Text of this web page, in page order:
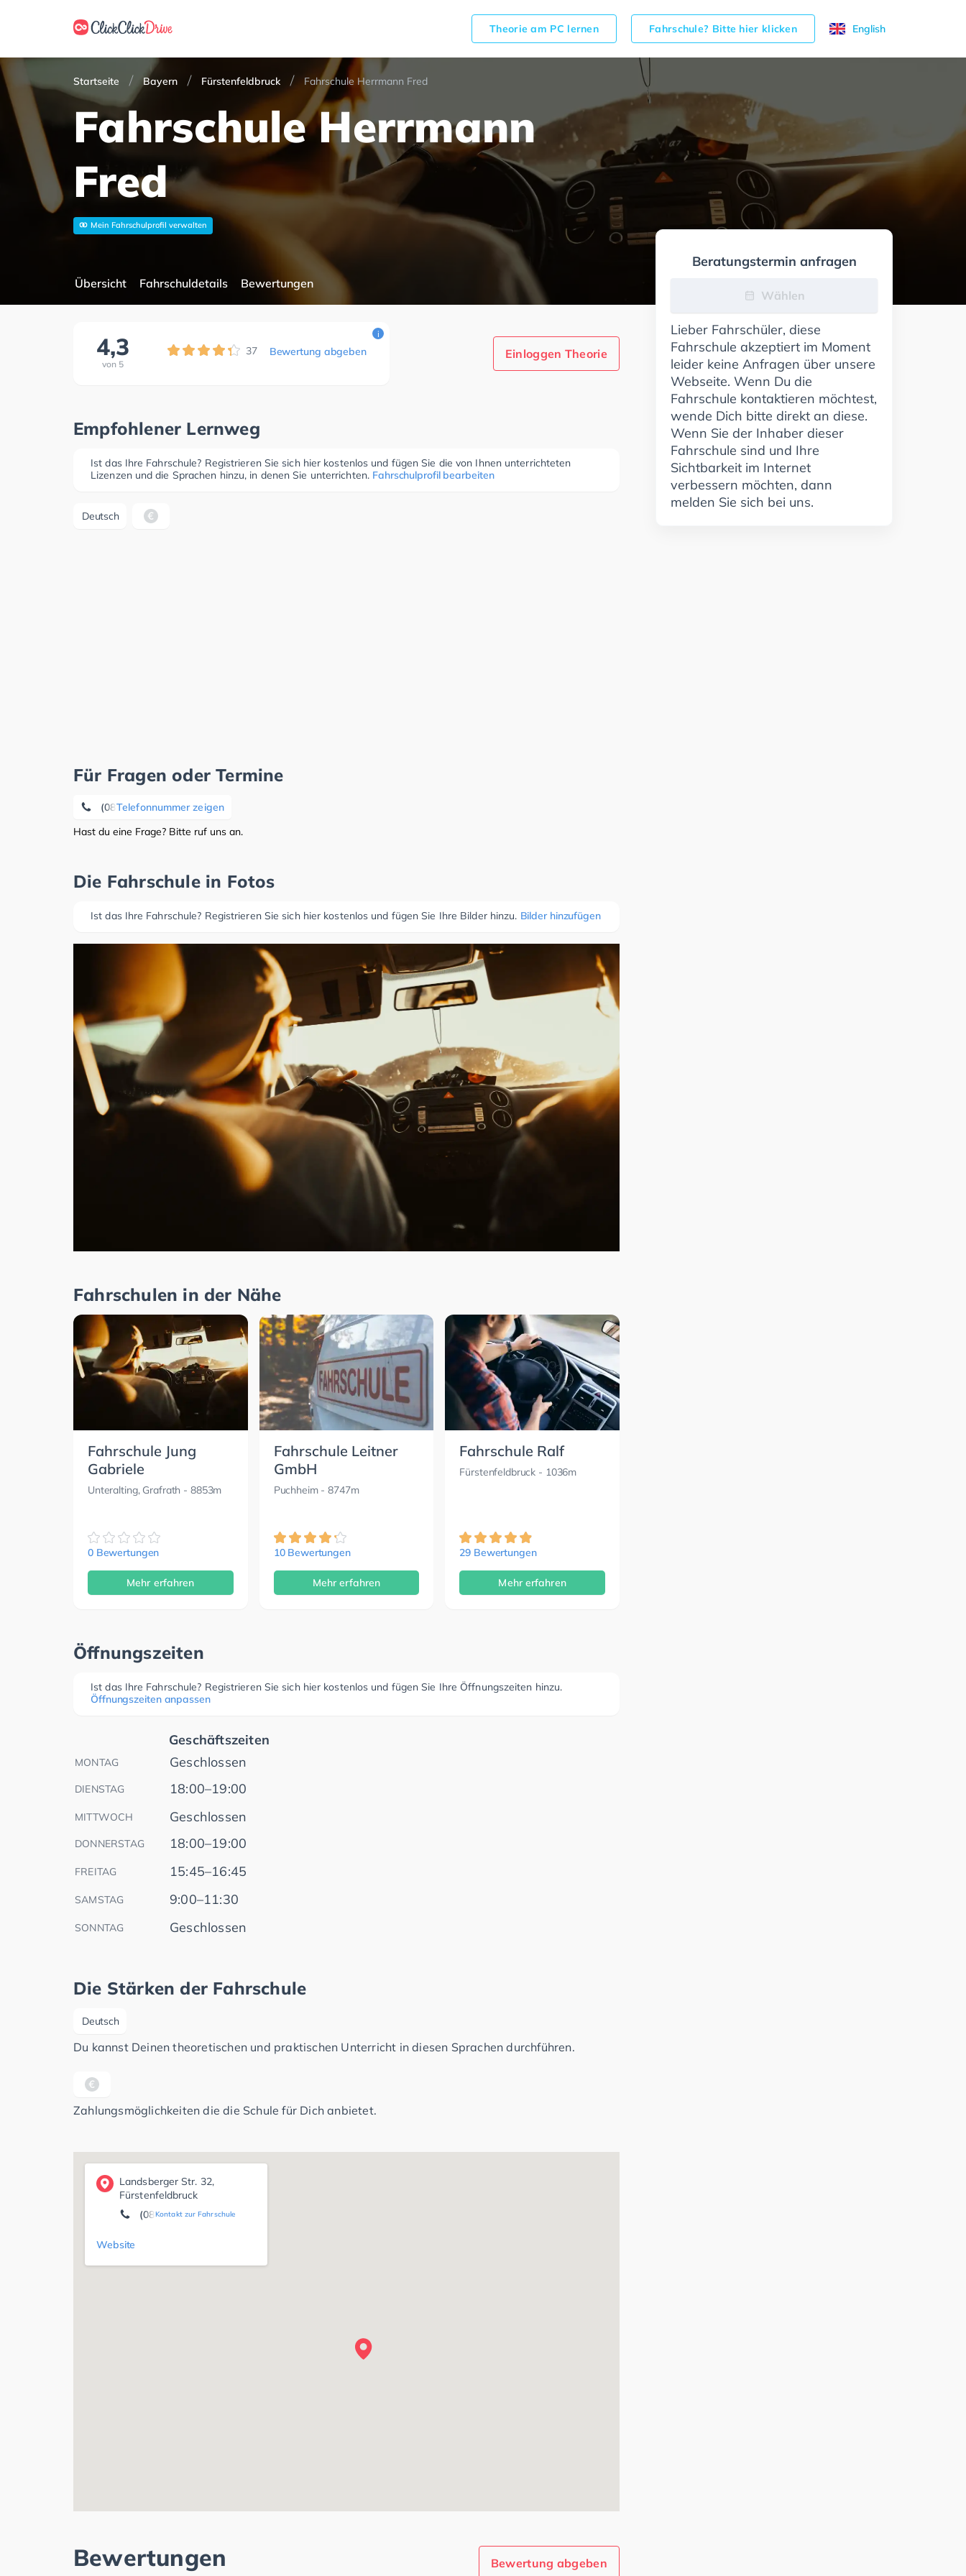
Theorie am PC lernen Fahrschule? Bitte hier klicken English
Startseite Bayern Fürstenfeldbruck Fahrschule Herrmann Fred
Fahrschule Herrmann
Fred
Mein Fahrschulprofil verwalten
Übersicht Fahrschuldetails Bewertungen
4,3
von 5
37 Bewertung abgeben
i
Einloggen Theorie
Empfohlener Lernweg
Ist das Ihre Fahrschule? Registrieren Sie sich hier kostenlos und fügen Sie die von Ihnen unterrichteten
Lizenzen und die Sprachen hinzu, in denen Sie unterrichten. Fahrschulprofil bearbeiten
Deutsch
Für Fragen oder Termine
Telefonnummer zeigen
(08141) 1 59 60
Hast du eine Frage? Bitte ruf uns an.
Die Fahrschule in Fotos
Ist das Ihre Fahrschule? Registrieren Sie sich hier kostenlos und fügen Sie Ihre Bilder hinzu. Bilder hinzufügen
Fahrschulen in der Nähe
Fahrschule Jung
Gabriele
Unteralting, Grafrath - 8853m
0 Bewertungen
Mehr erfahren
Fahrschule Leitner
GmbH
Puchheim- 8747m
10 Bewertungen
Mehr erfahren
Fahrschule Ralf
Fürstenfeldbruck - 1036m
29 Bewertungen
Mehr erfahren
Öffnungszeiten
Ist das Ihre Fahrschule? Registrieren Sie sich hier kostenlos und fügen Sie Ihre Öffnungszeiten hinzu.
Öffnungszeiten anpassen
Geschäftszeiten
MONTAG Geschlossen
DIENSTAG 18:00–19:00
MITTWOCH Geschlossen
DONNERSTAG 18:00–19:00
FREITAG 15:45–16:45
SAMSTAG 9:00–11:30
SONNTAG Geschlossen
Die Stärken der Fahrschule
Deutsch
Du kannst Deinen theoretischen und praktischen Unterricht in diesen Sprachen durchführen.
Zahlungsmöglichkeiten die die Schule für Dich anbietet.
Landsberger Str. 32,
Fürstenfeldbruck
Kontakt zur Fahrschule
(08141) 1 59 60
Website
Bewertungen Bewertung abgeben
Beratungstermin anfragen
Wählen
Lieber Fahrschüler, diese
Fahrschule akzeptiert im Moment
leider keine Anfragen über unsere
Webseite. Wenn Du die
Fahrschule kontaktieren möchtest,
wende Dich bitte direkt an diese.
Wenn Sie der Inhaber dieser
Fahrschule sind und Ihre
Sichtbarkeit im Internet
verbessern möchten, dann
melden Sie sich bei uns.